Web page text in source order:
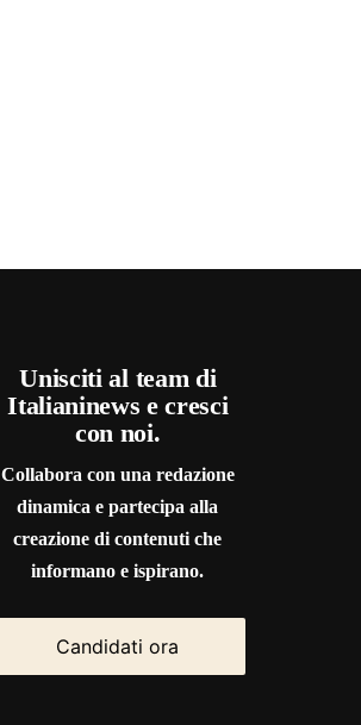
Unisciti al team di
Italianinews e cresci
con noi.
Collabora con una redazione
dinamica e partecipa alla
creazione di contenuti che
informano e ispirano.
Candidati ora